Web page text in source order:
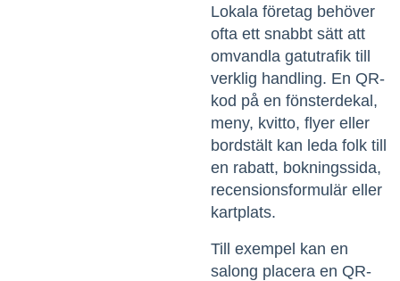
Lokala företag behöver
ofta ett snabbt sätt att
omvandla gatutrafik till
verklig handling. En QR-
kod på en fönsterdekal,
meny, kvitto, flyer eller
bordstält kan leda folk till
en rabatt, bokningssida,
recensionsformulär eller
kartplats.
Till exempel kan en
salong placera en QR-